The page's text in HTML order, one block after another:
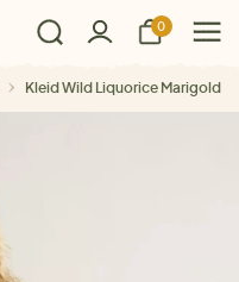
0
Kleid Wild Liquorice Marigold